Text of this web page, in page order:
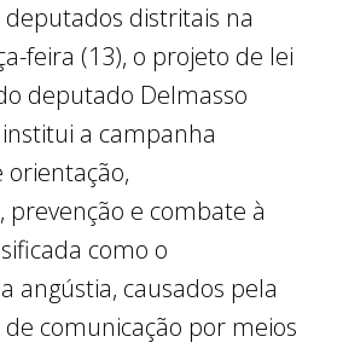
distritais na
feira (13), o projeto de lei
deputado Delmasso
a campanha
prevenção e combate à
como o
angústia, causados pela
comunicação por meios